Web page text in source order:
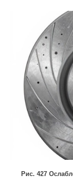
Рис. 427